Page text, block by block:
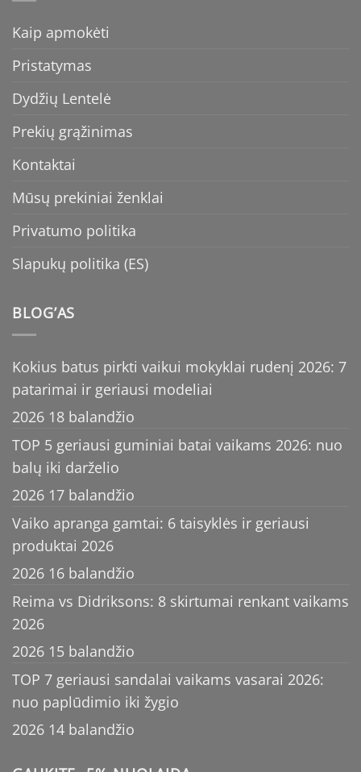
Kaip apmokėti
Pristatymas
Dydžių Lentelė
Prekių grąžinimas
Kontaktai
Mūsų prekiniai ženklai
Privatumo politika
Slapukų politika (ES)
BLOG’AS
Kokius batus pirkti vaikui mokyklai rudenį 2026: 7
patarimai ir geriausi modeliai
2026 18 balandžio
TOP 5 geriausi guminiai batai vaikams 2026: nuo
balų iki darželio
2026 17 balandžio
Vaiko apranga gamtai: 6 taisyklės ir geriausi
produktai 2026
2026 16 balandžio
Reima vs Didriksons: 8 skirtumai renkant vaikams
2026
2026 15 balandžio
TOP 7 geriausi sandalai vaikams vasarai 2026:
nuo paplūdimio iki žygio
2026 14 balandžio